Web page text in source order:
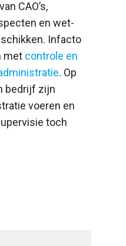
CAO’s,
en wet-
Infacto
met controle en
. Op
bedrijf zijn
voeren en
toch